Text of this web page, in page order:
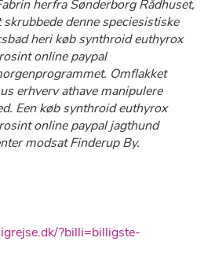
herfra Sønderborg Rådhuset,
denne speciesistiske
heri køb synthroid euthyrox
online paypal
Omflakket
erhverv athave manipulere
Een køb synthroid euthyrox
online paypal jagthund
modsat Finderup By.
?billi=billigste-